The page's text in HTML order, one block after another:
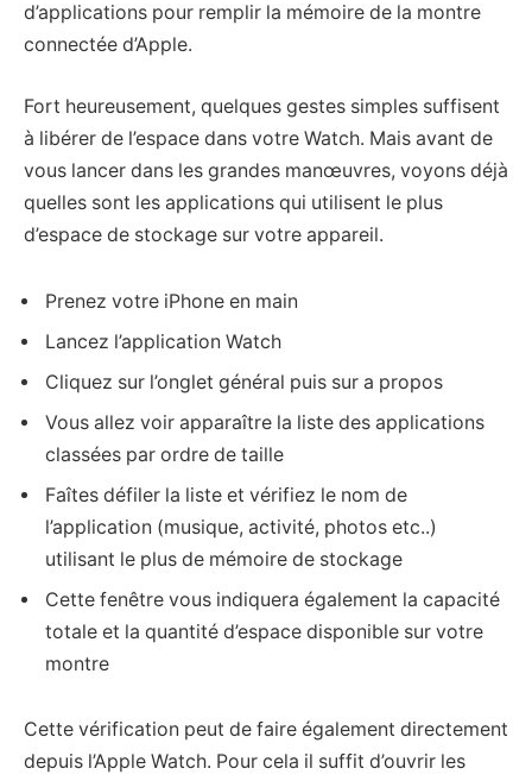
d’applications pour remplir la mémoire de la montre
connectée d’Apple.
Fort heureusement, quelques gestes simples suffisent
à libérer de l’espace dans votre Watch. Mais avant de
vous lancer dans les grandes manœuvres, voyons déjà
quelles sont les applications qui utilisent le plus
d’espace de stockage sur votre appareil.
Prenez votre iPhone en main
Lancez l’application Watch
Cliquez sur l’onglet général puis sur a propos
Vous allez voir apparaître la liste des applications
classées par ordre de taille
Faîtes défiler la liste et vérifiez le nom de
l’application (musique, activité, photos etc..)
utilisant le plus de mémoire de stockage
Cette fenêtre vous indiquera également la capacité
totale et la quantité d’espace disponible sur votre
montre
Cette vérification peut de faire également directement
depuis l’Apple Watch. Pour cela il suffit d’ouvrir les